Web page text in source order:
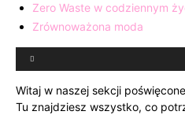
Zero Waste w codziennym
Zrównoważona moda
Witaj w naszej sekcji
Tu znajdziesz wszystko, co